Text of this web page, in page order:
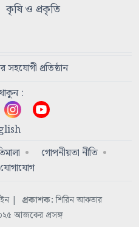
কৃষি ও প্রকৃতি
সহযোগী প্রতিষ্ঠান
:
গোপনীয়তা নীতি
যোগাযোগ
| প্রকাশক:শিরিন আকতার
আজকের প্রসঙ্গ